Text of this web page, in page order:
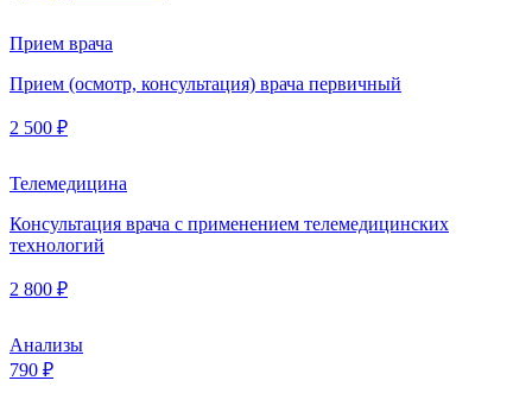
Прием врача
Прием (осмотр, консультация) врача первичный
2 500 ₽
Телемедицина
Консультация врача с применением телемедицинских
технологий
2 800 ₽
Анализы
790 ₽